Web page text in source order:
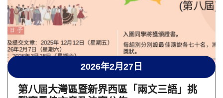
2026年2月27日
第八屆大灣區暨新界西區「兩文三語」挑